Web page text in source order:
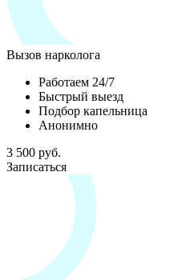
Вызов нарколога
Работаем 24/7
Быстрый выезд
Подбор капельница
Анонимно
3 500 руб.
Записаться